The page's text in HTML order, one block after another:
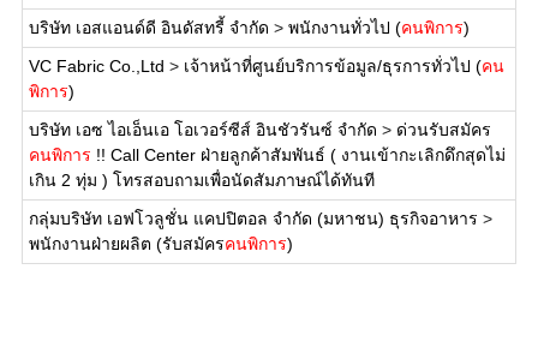
บริษัท เอสแอนด์ดี อินดัสทรี้ จำกัด > พนักงานทั่วไป (คนพิการ)
VC Fabric Co.,Ltd > เจ้าหน้าที่ศูนย์บริการข้อมูล/ธุรการทั่วไป (คน
พิการ)
บริษัท เอซ ไอเอ็นเอ โอเวอร์ซีส์ อินชัวรันซ์ จำกัด > ด่วนรับสมัคร
คนพิการ !! Call Center ฝ่ายลูกค้าสัมพันธ์ ( งานเข้ากะเลิกดึกสุดไม่
เกิน 2 ทุ่ม ) โทรสอบถามเพื่อนัดสัมภาษณ์ได้ทันที
กลุ่มบริษัท เอฟโวลูชั่น แคปปิตอล จำกัด (มหาชน) ธุรกิจอาหาร >
พนักงานฝ่ายผลิต (รับสมัครคนพิการ)